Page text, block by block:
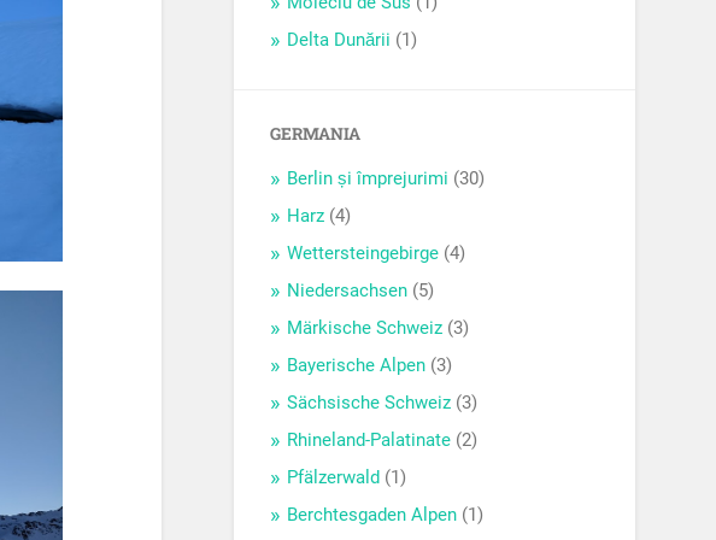
Delta Dunării (1)
GERMANIA
Berlin și împrejurimi (30)
Harz (4)
Wettersteingebirge (4)
Niedersachsen (5)
Märkische Schweiz (3)
Bayerische Alpen (3)
Sächsische Schweiz (3)
Rhineland-Palatinate (2)
Pfälzerwald (1)
Berchtesgaden Alpen (1)